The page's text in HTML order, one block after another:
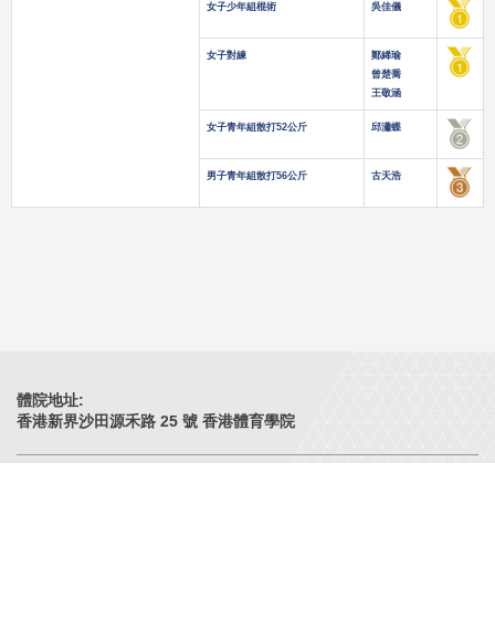
女子少年組棍術 吳佳儀
女子對練
鄭絺瑜
曾楚喬
王敬涵
女子青年組散打52公斤 邱瀟蝶
男子青年組散打56公斤 古天浩
體院地址:
香港新界沙田源禾路 25 號 香港體育學院